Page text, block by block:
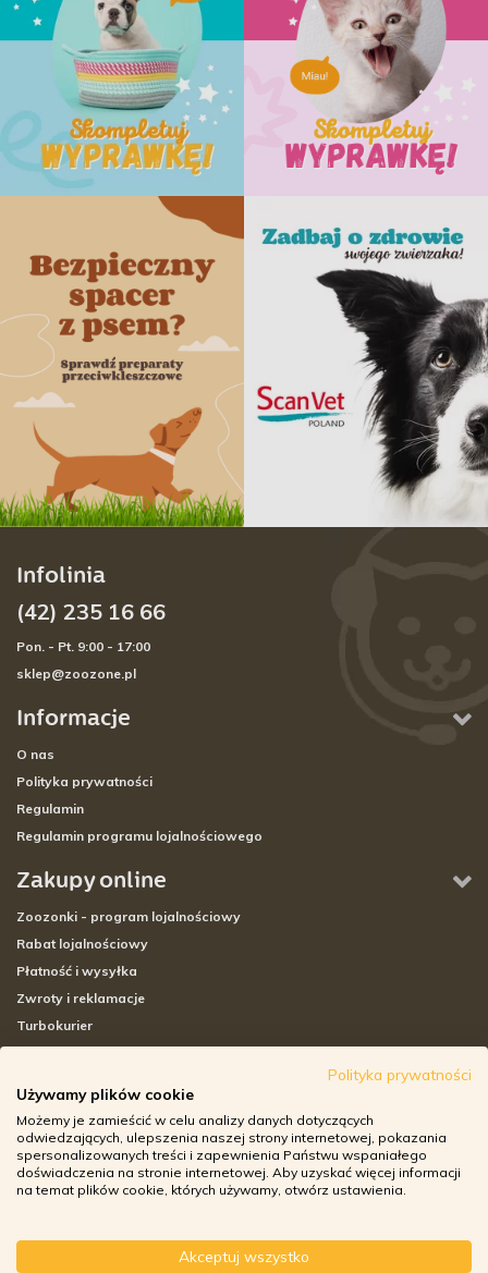
Informacje
O nas
Polityka prywatności
Regulamin
Regulamin programu lojalnościowego
Zakupy online
Zoozonki - program lojalnościowy
Rabat lojalnościowy
Płatność i wysyłka
Zwroty i reklamacje
Turbokurier
Adresy sklepów stacjonarnych
Godziny otwarcia sklepów
Aplikacja zoozone.pl
Zwroty i reklamacje
Infolinia
(42) 235 16 66
Pon. - Pt. 9:00 - 17:00
sklep@zoozone.pl
Polityka prywatności
Używamy plików cookie
Możemy je zamieścić w celu analizy danych dotyczących
odwiedzających, ulepszenia naszej strony internetowej, pokazania
spersonalizowanych treści i zapewnienia Państwu wspaniałego
doświadczenia na stronie internetowej. Aby uzyskać więcej informacji
na temat plików cookie, których używamy, otwórz ustawienia.
Akceptuj wszystko